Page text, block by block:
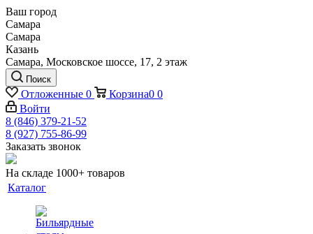
Ваш город
Самара
Самара
Казань
Самара, Московское шоссе, 17, 2 этаж
Поиск
Отложенные 0 Корзина0 0
Войти
8 (846) 379-21-52
8 (927) 755-86-99
Заказать звонок
На складе 1000+ товаров
Каталог